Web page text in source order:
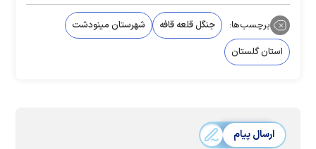
برچسب‌ها: جنگل قلعه قافه
شهرستان مینودشت
استان گلستان
ارسال پیام